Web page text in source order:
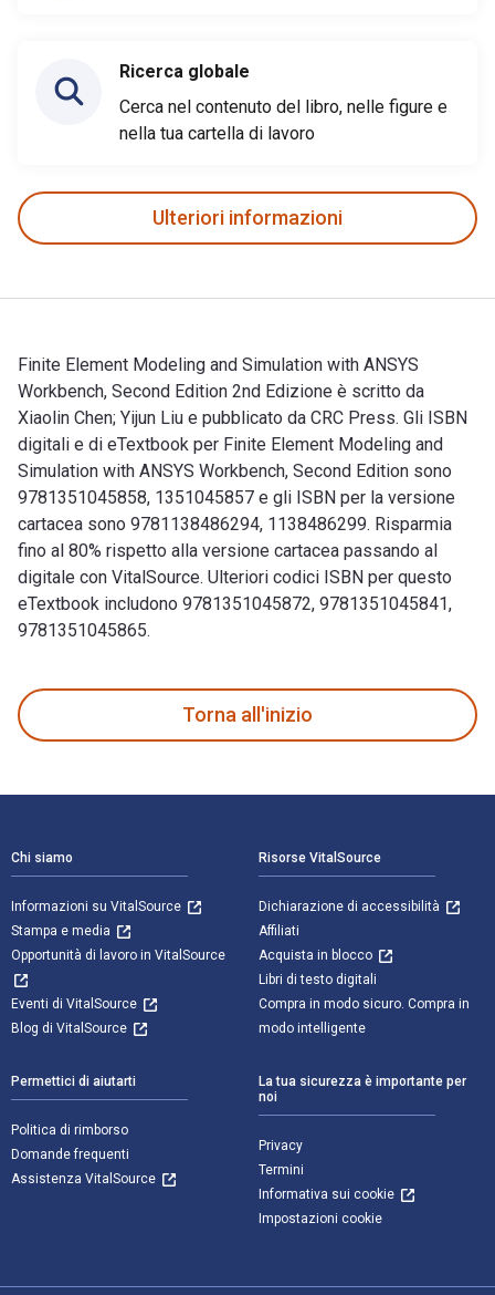
Ricerca globale
Cerca nel contenuto del libro, nelle figure e
nella tua cartella di lavoro
Ulteriori informazioni
Finite Element Modeling and Simulation with ANSYS
Workbench, Second Edition 2nd Edizione è scritto da
Xiaolin Chen; Yijun Liu e pubblicato da CRC Press. Gli ISBN
digitali e di eTextbook per Finite Element Modeling and
Simulation with ANSYS Workbench, Second Edition sono
9781351045858, 1351045857 e gli ISBN per la versione
cartacea sono 9781138486294, 1138486299. Risparmia
fino al 80% rispetto alla versione cartacea passando al
digitale con VitalSource. Ulteriori codici ISBN per questo
eTextbook includono 9781351045872, 9781351045841,
9781351045865.
Torna all'inizio
Chi siamo
Informazioni su VitalSource
Stampa e media
Opportunità di lavoro in VitalSource
Eventi di VitalSource
Blog di VitalSource
Risorse VitalSource
Dichiarazione di accessibilità
Affiliati
Acquista in blocco
Libri di testo digitali
Compra in modo sicuro. Compra in
modo intelligente
Permettici di aiutarti
Politica di rimborso
Domande frequenti
Assistenza VitalSource
La tua sicurezza è importante per
noi
Privacy
Termini
Informativa sui cookie
Impostazioni cookie